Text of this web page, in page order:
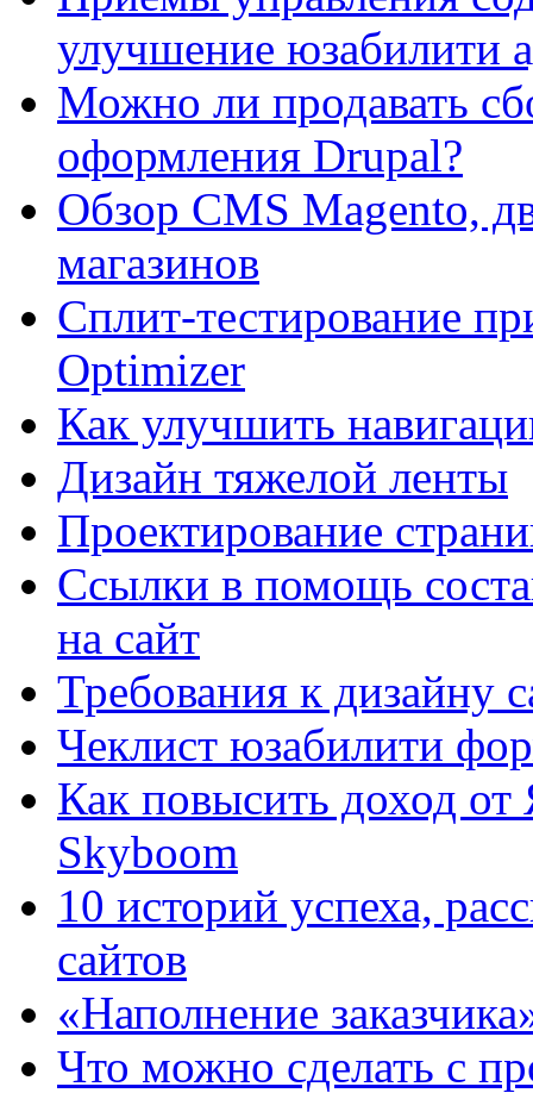
улучшение юзабилити
Можно ли продавать
оформления Drupal?
Обзор CMS Magento,
магазинов
Сплит-тестирование
Optimizer
Как улучшить
Дизайн тяжелой ленты
Проектирование
Ссылки в помощь
на сайт
Требования к дизайну
Чеклист юзабилити
Как повысить доход
Skyboom
10 историй успеха,
сайтов
«Наполнение
Что можно сделать с